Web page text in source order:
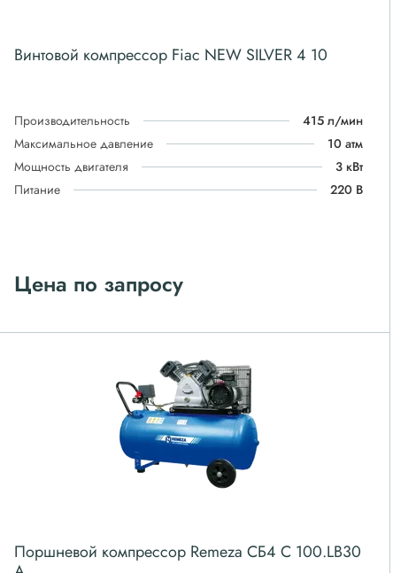
Винтовой компрессор Fiac NEW SILVER 4 10
Производительность
415 л/мин
Максимальное давление
10 атм
Мощность двигателя
3 кВт
Питание
220 В
Цена по запросу
Поршневой компрессор Remeza СБ4 С 100.LB30